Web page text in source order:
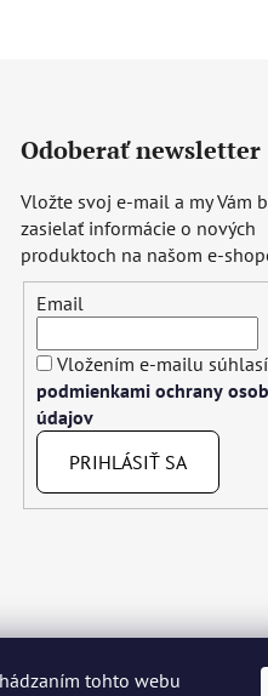
tohto webu
Odoberať newsletter
Vložte svoj e-mail a my Vám
zasielať informácie o nových
produktoch na našom e-
Email
Vložením e-mailu
podmienkami ochrany
údajov
PRIHLÁSIŤ SA
Español Français